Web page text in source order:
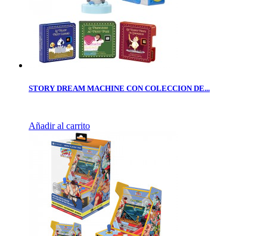
STORY DREAM MACHINE CON COLECCION DE...
Añadir al carrito